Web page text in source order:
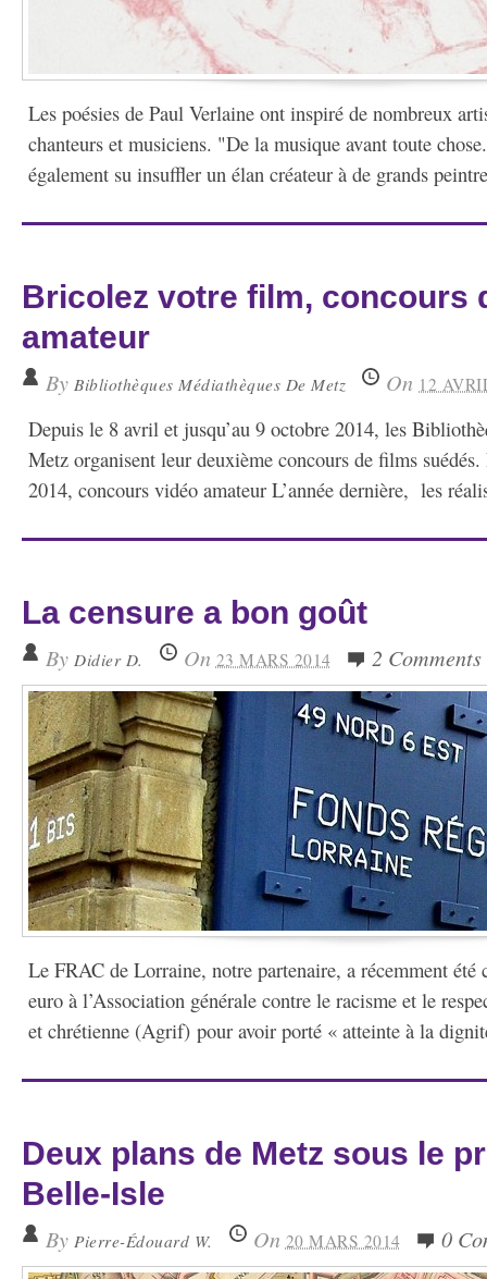
Les poésies de Paul Verlaine ont inspiré de nombreux
chanteurs et musiciens. "De la musique avant toute
également su insuffler un élan créateur à de grands
Bricolez votre film, concours
amateur
By Bibliothèques Médiathèques De Metz On 12
Depuis le 8 avril et jusqu’au 9 octobre 2014, les
Metz organisent leur deuxième concours de films
2014, concours vidéo amateur L’année dernière, les
La censure a bon goût
By Didier D. On 23 MARS 2014 2 Comments
Le FRAC de Lorraine, notre partenaire, a récemment été
euro à l’Association générale contre le racisme et le
et chrétienne (Agrif) pour avoir porté « atteinte à la
Deux plans de Metz sous le
Belle-Isle
By Pierre-Édouard W. On 20 MARS 2014 0